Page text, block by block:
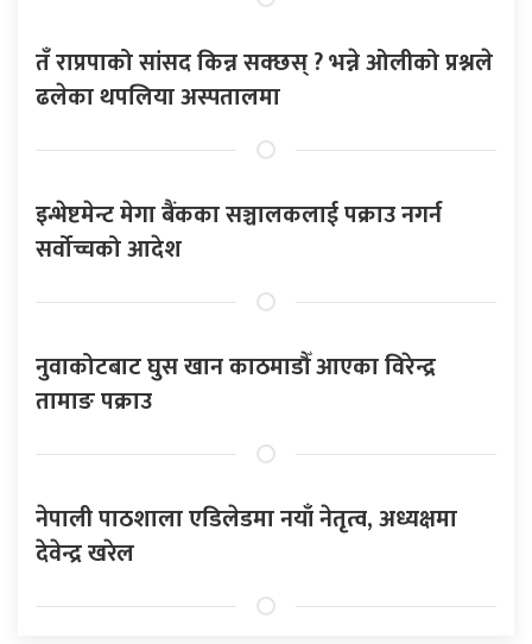
तँ राप्रपाको सांसद किन्न सक्छस् ? भन्ने ओलीको प्रश्नले
ढलेका थपलिया अस्पतालमा
इन्भेष्टमेन्ट मेगा बैंकका सञ्चालकलाई पक्राउ नगर्न
सर्वोच्चको आदेश
नुवाकोटबाट घुस खान काठमाडौँ आएका विरेन्द्र
तामाङ पक्राउ
नेपाली पाठशाला एडिलेडमा नयाँ नेतृत्व, अध्यक्षमा
देवेन्द्र खरेल